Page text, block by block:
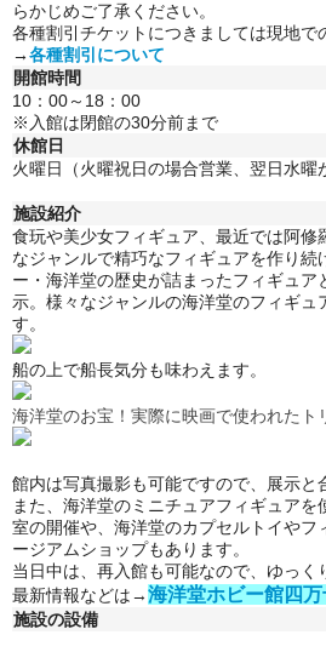
らかじめご了承ください。
各種割引チケットにつきましては現地で
→各種割引について
開館時間
10：00～18：00
※入館は閉館の30分前まで
休館日
火曜日（火曜祝日の場合営業、翌日水曜
施設紹介
食玩や美少女フィギュア、最近では阿修
なジャンルで精巧なフィギュアを作り続
ー・海洋堂の歴史が詰まったフィギュア
示。 様々なジャンルの海洋堂のフィギュ
す。
船の上で船長気分も味わえます。
海洋堂のお宝！実際に映画で使われたト
館内は写真撮影も可能ですので、展示と
また、海洋堂のミニチュアフィギュアを
室の開催や、海洋堂のカプセルトイやフ
ージアムショップもあります。
当日中は、再入館も可能なので、ゆっく
最新情報などは→海洋堂ホビー館四
施設の設備